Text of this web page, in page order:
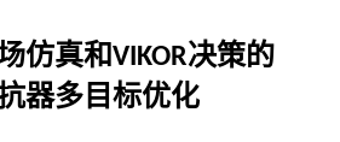
仿真和VIKOR决策的
器多目标优化